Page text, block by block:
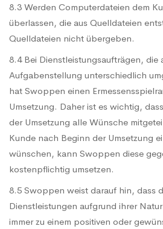
8.3 Werden Computerdateien dem
überlassen, die aus Quelldateien
Quelldateien nicht übergeben.
8.4 Bei Dienstleistungsaufträgen, die
Aufgabenstellung unterschiedlich
hat Swoppen einen
Umsetzung. Daher ist es wichtig,
der Umsetzung alle Wünsche
Kunde nach Beginn der Umsetzung
wünschen, kann Swoppen diese
kostenpflichtig umsetzen.
8.5 Swoppen weist darauf hin, dass
Dienstleistungen aufgrund ihrer
immer zu einem positiven oder